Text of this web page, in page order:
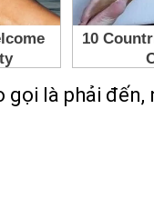
là phải đến,